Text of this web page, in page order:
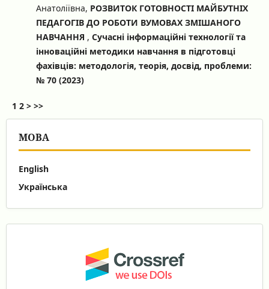
Анатоліївна, РОЗВИТОК ГОТОВНОСТІ МАЙБУТНІХ
ПЕДАГОГІВ ДО РОБОТИ ВУМОВАХ ЗМІШАНОГО
НАВЧАННЯ , Сучасні інформаційні технології та
інноваційні методики навчання в підготовці
фахівців: методологія, теорія, досвід, проблеми:
№ 70 (2023)
1 2 > >>
МОВА
English
Українська